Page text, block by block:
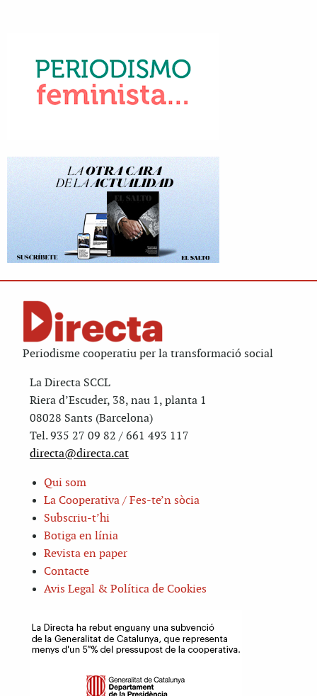
Periodisme cooperatiu per la transformació social
La Directa SCCL
Riera d’Escuder, 38, nau 1, planta 1
08028 Sants (Barcelona)
Tel. 935 27 09 82 / 661 493 117
directa@directa.cat
Qui som
La Cooperativa / Fes-te’n sòcia
Subscriu-t’hi
Botiga en línia
Revista en paper
Contacte
Avis Legal & Política de Cookies